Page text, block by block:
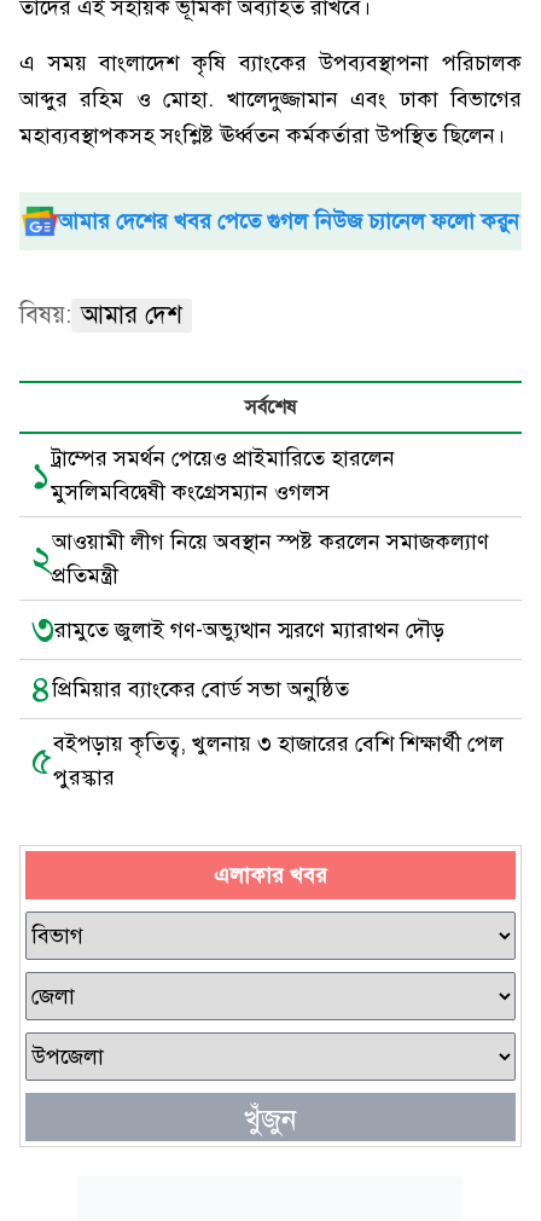
তাদের এই সহায়ক ভূমিকা অব্যাহত রাখবে।
এ সময় বাংলাদেশ কৃষি ব্যাংকের উপব্যবস্থাপনা পরিচালক
আব্দুর রহিম ও মোহা. খালেদুজ্জামান এবং ঢাকা বিভাগের
মহাব্যবস্থাপকসহ সংশ্লিষ্ট ঊর্ধ্বতন কর্মকর্তারা উপস্থিত ছিলেন।
আমার দেশের খবর পেতে গুগল নিউজ চ্যানেল ফলো করুন
বিষয়: আমার দেশ
সর্বশেষ
১ট্রাম্পের সমর্থন পেয়েও প্রাইমারিতে হারলেন
মুসলিমবিদ্বেষী কংগ্রেসম্যান ওগলস
২আওয়ামী লীগ নিয়ে অবস্থান স্পষ্ট করলেন সমাজকল্যাণ
প্রতিমন্ত্রী
৩রামুতে জুলাই গণ-অভ্যুত্থান স্মরণে ম্যারাথন দৌড়
৪প্রিমিয়ার ব্যাংকের বোর্ড সভা অনুষ্ঠিত
৫বইপড়ায় কৃতিত্ব, খুলনায় ৩ হাজারের বেশি শিক্ষার্থী পেল
পুরস্কার
এলাকার খবর
খুঁজুন